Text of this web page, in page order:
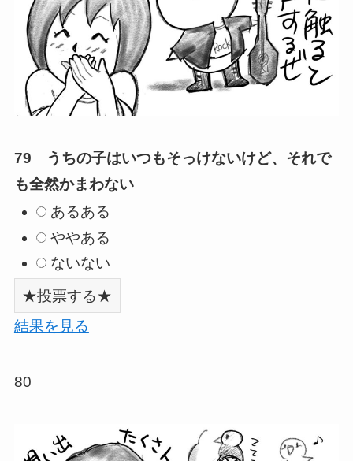
79 うちの子はいつもそっけないけど、それで
も全然かまわない
あるある
ややある
ないない
結果を見る
80